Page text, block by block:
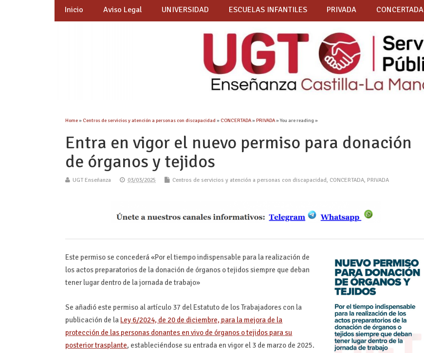
Inicio Aviso Legal UNIVERSIDAD ESCUELAS INFANTILES PRIVADA CONCERTADA
Home» Centros de servicios y atención a personas con discapacidad » CONCERTADA»PRIVADA» You are reading »
Entra en vigor el nuevo permiso para donación
de órganos y tejidos
UGT Enseñanza 03/03/2025 Centros de servicios y atención a personas con discapacidad, CONCERTADA, PRIVADA
Este permiso se concederá «Por el tiempo indispensable para la realización de
los actos preparatorios de la donación de órganos o tejidos siempre que deban
tener lugar dentro de la jornada de trabajo»
Se añadió este permiso al artículo 37 del Estatuto de los Trabajadores con la
publicación de la Ley 6/2024, de 20 de diciembre, para la mejora de la
protección de las personas donantes en vivo de órganos o tejidos para su
posterior trasplante, estableciéndose su entrada en vigor el 3 de marzo de 2025.